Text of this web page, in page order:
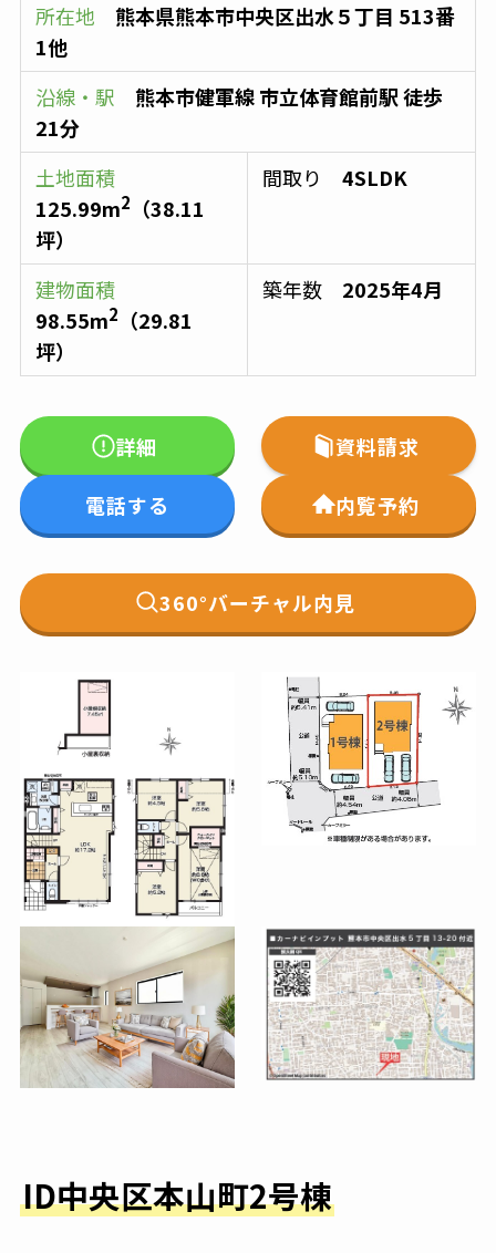
所在地
熊本県熊本市中央区出水５丁目 513番
1他
沿線・駅 熊本市健軍線市立体育館前駅徒歩
21分
土地面積
125.99m2 （38.11
坪）
間取り4SLDK
建物面積
98.55m2 （29.81
坪）
築年数 2025年4月
詳細 資料請求
電話する 内覧予約
360°バーチャル内見
ID中央区本山町2号棟